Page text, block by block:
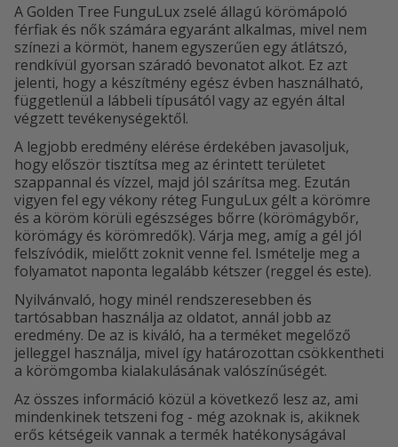
A Golden Tree FunguLux zselé állagú körömápoló
férfiak és nők számára egyaránt alkalmas, mivel nem
színezi a körmöt, hanem egyszerűen egy átlátszó,
rendkívül gyorsan száradó bevonatot alkot. Ez azt
jelenti, hogy a készítmény egész évben használható,
függetlenül a lábbeli típusától vagy az egyén által
végzett tevékenységektől.
A legjobb eredmény elérése érdekében javasoljuk,
hogy először tisztítsa meg az érintett területet
szappannal és vízzel, majd jól szárítsa meg. Ezután
vigyen fel egy vékony réteg FunguLux gélt a körömre
és a köröm körüli egészséges bőrre (körömágybőr,
körömágy és körömredők). Várja meg, amíg a gél jól
felszívódik, mielőtt zoknit venne fel. Ismételje meg a
folyamatot naponta legalább kétszer (reggel és este).
Nyilvánvaló, hogy minél rendszeresebben és
tartósabban használja az oldatot, annál jobb az
eredmény. De az is kiváló, ha a terméket megelőző
jelleggel használja, mivel így határozottan csökkentheti
a körömgomba kialakulásának valószínűségét.
Az összes információ közül a következő lesz az, ami
mindenkinek tetszeni fog - még azoknak is, akiknek
erős kétségeik vannak a termék hatékonyságával